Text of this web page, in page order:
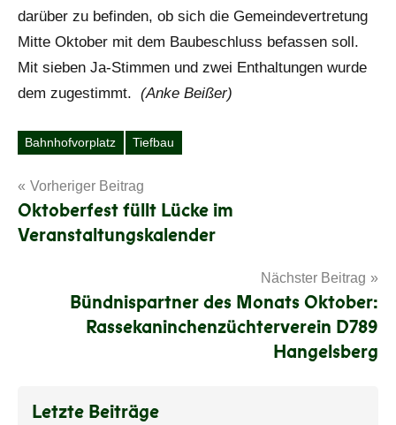
darüber zu befinden, ob sich die Gemeindevertretung
Mitte Oktober mit dem Baubeschluss befassen soll.
Mit sieben Ja-Stimmen und zwei Enthaltungen wurde
dem zugestimmt. (Anke Beißer)
Schlagwörter
Bahnhofvorplatz Tiefbau
Beitragsnavigation
Vorheriger Beitrag
Oktoberfest füllt Lücke im
Veranstaltungskalender
Nächster Beitrag
Bündnispartner des Monats Oktober:
Rassekaninchenzüchterverein D789
Hangelsberg
Letzte Beiträge